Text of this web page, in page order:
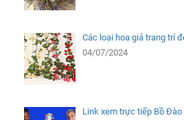
Các loại hoa giả trang trí
04/07/2024
Link xem trực tiếp Bồ